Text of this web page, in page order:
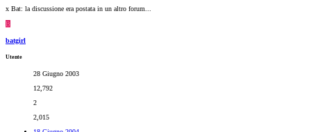
x Bat: la discussione era postata in un altro forum...
B
batgirl
Utente
28 Giugno 2003
12,792
2
2,015